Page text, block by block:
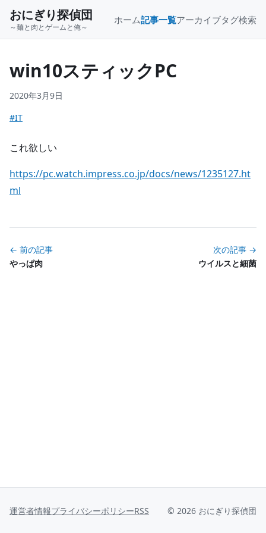
おにぎり探偵団
～麺と肉とゲームと俺～
ホーム記事一覧アーカイブタグ検索
win10スティックPC
2020年3月9日
#IT
これ欲しい
https://pc.watch.impress.co.jp/docs/news/1235127.ht
ml
← 前の記事
やっぱ肉
次の記事 →
ウイルスと細菌
運営者情報プライバシーポリシーRSS © 2026 おにぎり探偵団